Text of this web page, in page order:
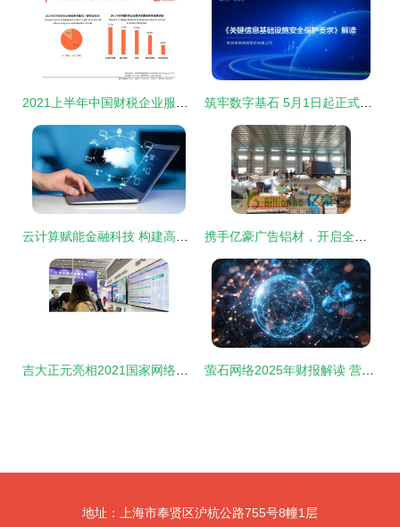
地址：上海市奉贤区沪杭公路755号8幢1层